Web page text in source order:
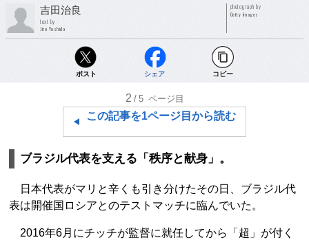
吉田治良
text by
Jiro Yoshida
photograph by
Getty Images
ポスト シェア コピー
2 /5 ページ目
この記事を1ページ目から読む
ブラジル代表を支える「秩序と献身」。
日本代表がマリと辛くも引き分けたその日、ブラジル代
表は開催国ロシアとのテストマッチに臨んでいた。
2016年6月にチッチが監督に就任してから「超」が付く